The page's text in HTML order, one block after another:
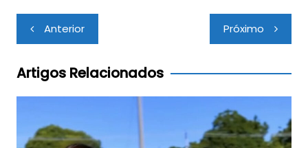
Navegação
de
Post
Anterior Próximo
Artigos Relacionados